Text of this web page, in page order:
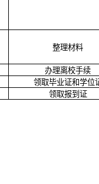
整理材料
办理离校手续
领取毕业证和学位
领取报到证